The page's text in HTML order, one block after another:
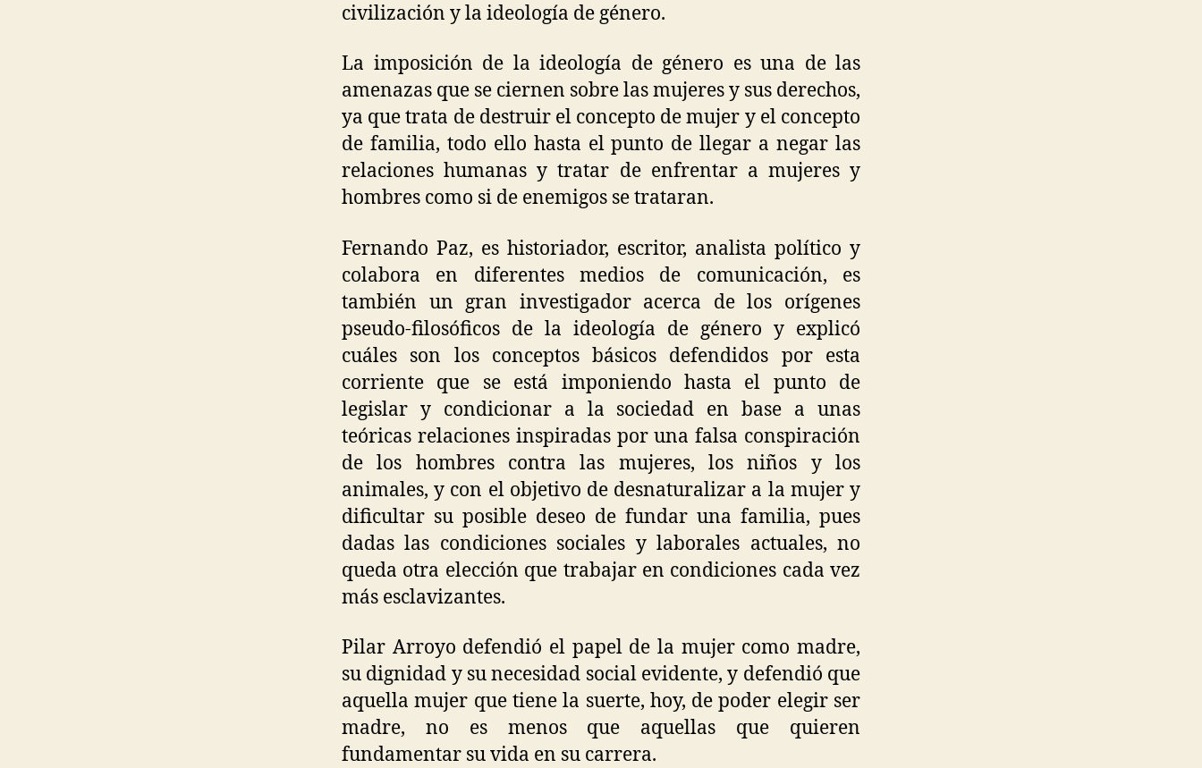
civilización y la ideología de género.
La imposición de la ideología de género es una de las
amenazas que se ciernen sobre las mujeres y sus derechos,
ya que trata de destruir el concepto de mujer y el concepto
de familia, todo ello hasta el punto de llegar a negar las
relaciones humanas y tratar de enfrentar a mujeres y
hombres como si de enemigos se trataran.
Fernando Paz, es historiador, escritor, analista político y
colabora en diferentes medios de comunicación, es
también un gran investigador acerca de los orígenes
pseudo-filosóficos de la ideología de género y explicó
cuáles son los conceptos básicos defendidos por esta
corriente que se está imponiendo hasta el punto de
legislar y condicionar a la sociedad en base a unas
teóricas relaciones inspiradas por una falsa conspiración
de los hombres contra las mujeres, los niños y los
animales, y con el objetivo de desnaturalizar a la mujer y
dificultar su posible deseo de fundar una familia, pues
dadas las condiciones sociales y laborales actuales, no
queda otra elección que trabajar en condiciones cada vez
más esclavizantes.
Pilar Arroyo defendió el papel de la mujer como madre,
su dignidad y su necesidad social evidente, y defendió que
aquella mujer que tiene la suerte, hoy, de poder elegir ser
madre, no es menos que aquellas que quieren
fundamentar su vida en su carrera.